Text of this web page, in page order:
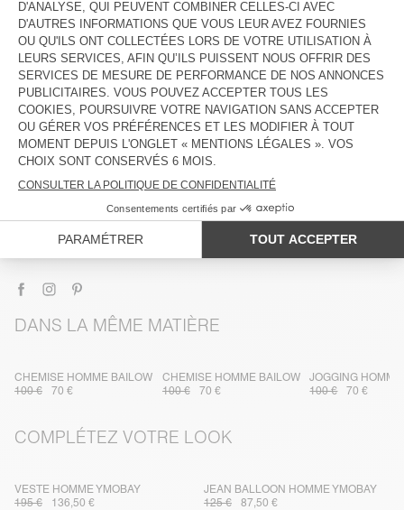
DESCRIPTION
TAILLE ET COUPE
COMPOSITION
ENTRETIEN
TRAÇABILITÉ
LIVRAISON ET RETOURS
DANS LA MÊME MATIÈRE
CHEMISE HOMME BAILOW
100 €
70 €
CHEMISE HOMME BAILOW
100 €
70 €
JOGGING
100 €
70 €
COMPLÉTEZ VOTRE LOOK
VESTE HOMME YMOBAY
195 €
136,50 €
JEAN BALLOON HOMME YMOBAY
125 €
87,50 €